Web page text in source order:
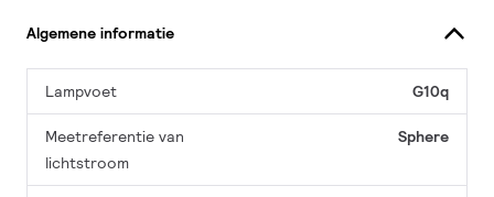
Algemene informatie
Lampvoet G10q
Meetreferentie van
lichtstroom
Sphere